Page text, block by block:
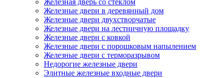
Железная дверь со стеклом
Железные двери в деревянный дом
Железные двери двухстворчатые
Железные двери на лестничную площадку
Железные двери с ковкой
Железные двери с порошковым напылением
Железные двери с терморазрывом
Недорогие железные двери
Элитные железные входные двери